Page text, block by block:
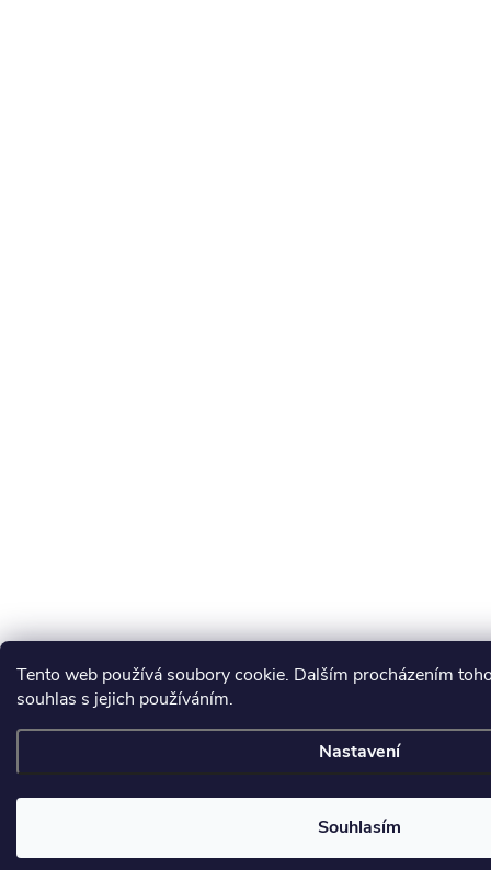
Tento web používá soubory cookie. Dalším procházením
souhlas s jejich používáním.
Nastavení
Souhlasím